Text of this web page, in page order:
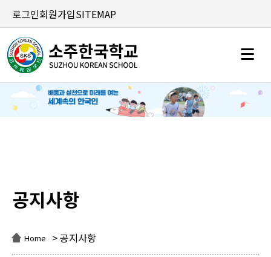
로그인회원가입SITEMAP
공지사항
Home > 공지사항